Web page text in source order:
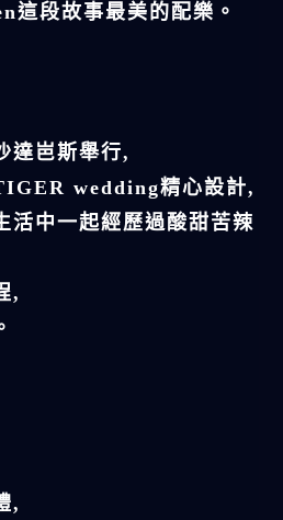
這段故事最美的配樂。
達岜斯舉行,
wedding精心設計,
活中一起經歷過酸甜苦辣
,
,